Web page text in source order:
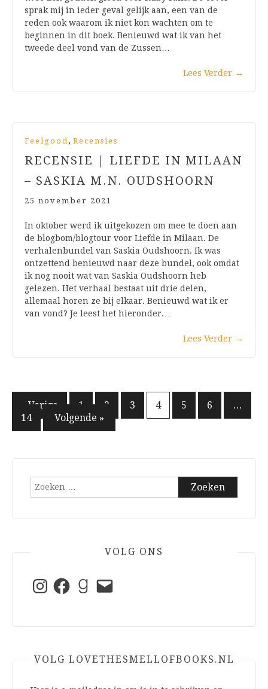
sprak mij in ieder geval gelijk aan, een van de
reden ook waarom ik niet kon wachten om te
beginnen in dit boek. Benieuwd wat ik van het
tweede deel vond van de Zussen…
Lees Verder →
Feelgood, Recensies
RECENSIE | LIEFDE IN MILAAN
– SASKIA M.N. OUDSHOORN
25 november 2021
In oktober werd ik uitgekozen om mee te doen aan
de blogbom/blogtour voor Liefde in Milaan. De
verhalenbundel van Saskia Oudshoorn. Ik was
ontzettend benieuwd naar deze bundel, ook omdat
ik nog nooit wat van Saskia Oudshoorn heb
gelezen. Het verhaal bestaat uit drie delen,
allemaal horen ze bij elkaar. Benieuwd wat ik er
van vond? Je leest het hieronder.…
Lees Verder →
Berichten
paginering
« Vorige 1 2 3 4 5 6
…
14
Volgende »
Zoeken
VOLG ONS
InstagramFacebookGoodreads
E-
mail
VOLG LOVETHESMELLOFBOOKS.NL